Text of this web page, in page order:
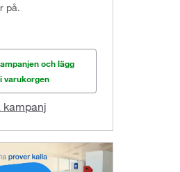
på.
och lägg
varukorgen
kampanj